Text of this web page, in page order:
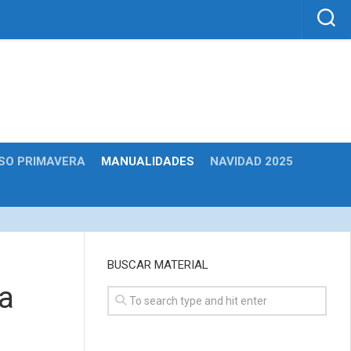
PRIMAVERA MANUALIDADES NAVIDAD 2025
BUSCAR MATERIAL